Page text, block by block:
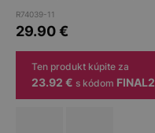
R74039-11
29.90€
Ten produkt kúpite za
23.92 € s kódom